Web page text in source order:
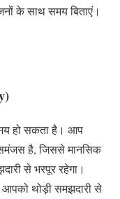
के साथ समय बिताएं।
हो सकता है। आप
है, जिससे मानसिक
से भरपूर रहेगा।
आपको थोड़ी समझदारी से